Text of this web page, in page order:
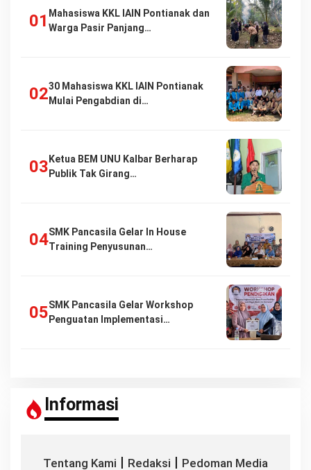
Mahasiswa KKL IAIN Pontianak dan
Warga Pasir Panjang…
30 Mahasiswa KKL IAIN Pontianak
Mulai Pengabdian di…
Ketua BEM UNU Kalbar Berharap
Publik Tak Girang…
SMK Pancasila Gelar In House
Training Penyusunan…
SMK Pancasila Gelar Workshop
Penguatan Implementasi…
Informasi
Tentang Kami | Redaksi | Pedoman Media